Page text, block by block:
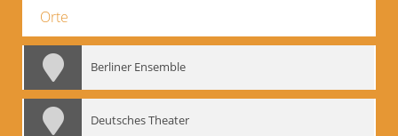
Orte
Berliner Ensemble
Deutsches Theater